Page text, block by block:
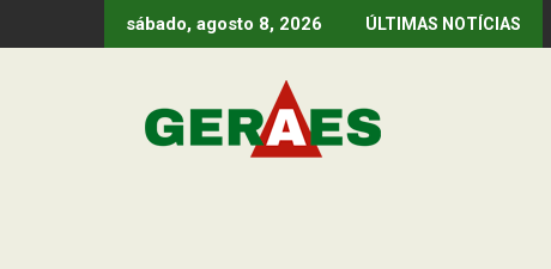
to
sábado, agosto 8, 2026 ÚLTIMAS NOTÍCIAS